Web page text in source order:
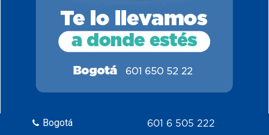
Bogotá
601 6 505 222